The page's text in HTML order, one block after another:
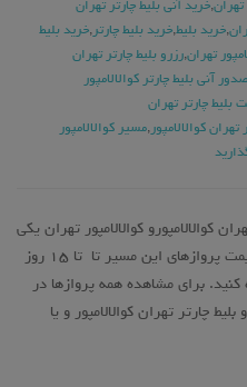
تهران,خرید آنی بلیط چارتر تهران
,خرید بلیط,خرید بلیط چارتر ,خرید بلیط
تهران,رزرو بلیط چارتر تهران
صدور آنی بلیط چارتر کوالالامپور
بلیط چارتر تهران
کوالالامپور,مسیر کوالالامپور
کوالالامپورو کوالالامپور تهران یکی
از مسیر های پرتردد می باشد. لیست قیمت پروازهای این مسیر تا تا ۱۵ روز
برای مشاهده همه پروازها در
چارتر تهران کوالالامپور و یا